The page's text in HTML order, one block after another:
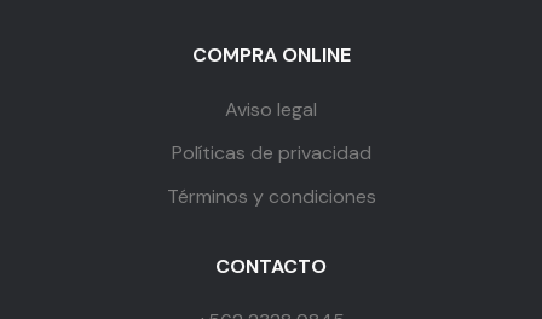
COMPRA ONLINE
Aviso legal
Políticas de privacidad
Términos y condiciones
CONTACTO